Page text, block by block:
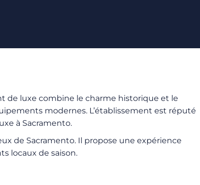
de luxe combine le charme historique et le
modernes. L’établissement est réputé
à Sacramento.
de Sacramento. Il propose une expérience
locaux de saison.